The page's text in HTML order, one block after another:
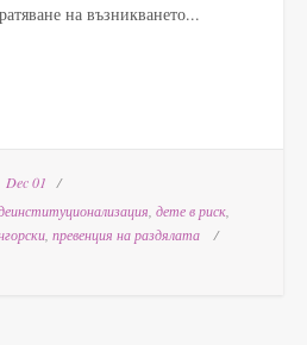
на възникването...
Dec 01
дете в риск
превенция на раздялата